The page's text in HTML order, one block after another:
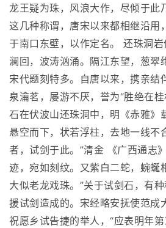
龙王疑为珠，风浪大作，尽倾于此
这几种称谓，唐宋以来都相继沿用
于南口东壁，以作定名。 还珠洞
澜回，波涛汹涌。隔江东望，葱翠
宋代题刻特多。自唐以来，携亲结
泉瀹茗，屡游不厌，誉为“胜绝在
石在伏波山还珠洞中，明《赤雅》
悬空而下，状若浮柱，去地一线不
者，试剑于此。”清金 《广西通志
迹，宛如刻纹。又紫白二蛇，蜿蜒
大似老龙戏珠。”关于试剑石，有
援试剑造成的。宋经略安抚使范成
祝愿乡试告捷的举人，“应表明年